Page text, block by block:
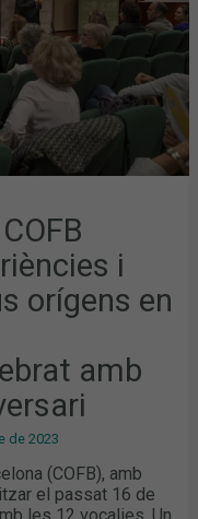
i
orígens en
amb
de 2023
(COFB), amb
el passat 16 de